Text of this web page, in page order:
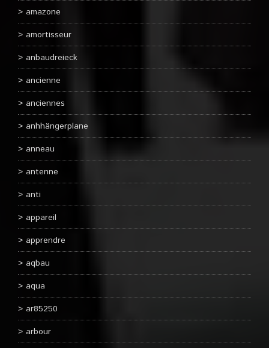
amazone
amortisseur
anbaudreieck
ancienne
anciennes
anhhängerplane
anneau
antenne
anti
appareil
apprendre
aqbau
aqua
ar85250
arbour